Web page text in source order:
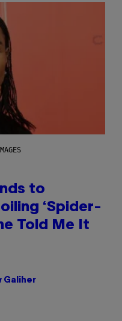
to
‘Spider-
Told Me It
Galiher